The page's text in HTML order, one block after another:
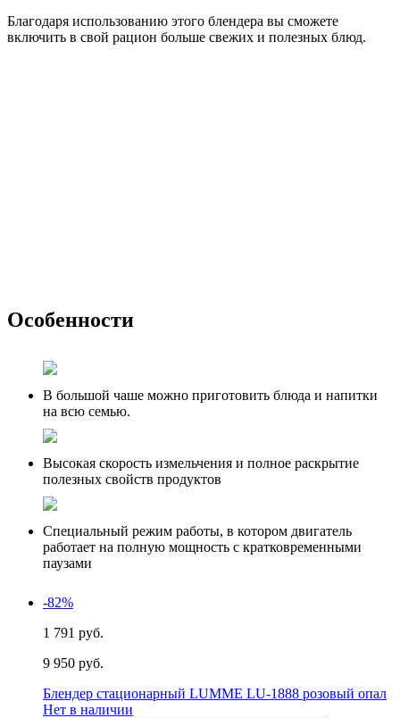
Благодаря использованию этого блендера вы сможете
включить в свой рацион больше свежих и полезных блюд.
Особенности
В большой чаше можно приготовить блюда и напитки
на всю семью.
Высокая скорость измельчения и полное раскрытие
полезных свойств продуктов
Специальный режим работы, в котором двигатель
работает на полную мощность с кратковременными
паузами
-82%
1 791 руб.
9 950 руб.
Блендер стационарный LUMME LU-1888 розовый опал
Нет в наличии